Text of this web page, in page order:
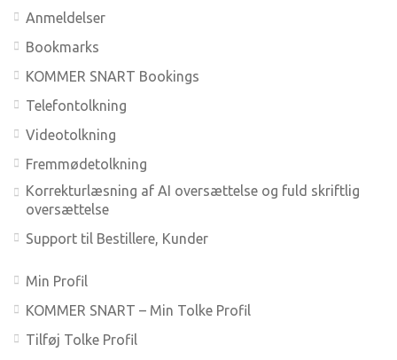
Anmeldelser
Bookmarks
KOMMER SNART Bookings
Telefontolkning
Videotolkning
Fremmødetolkning
Korrekturlæsning af AI oversættelse og fuld skriftlig
oversættelse
Support til Bestillere, Kunder
Min Profil
KOMMER SNART – Min Tolke Profil
Tilføj Tolke Profil